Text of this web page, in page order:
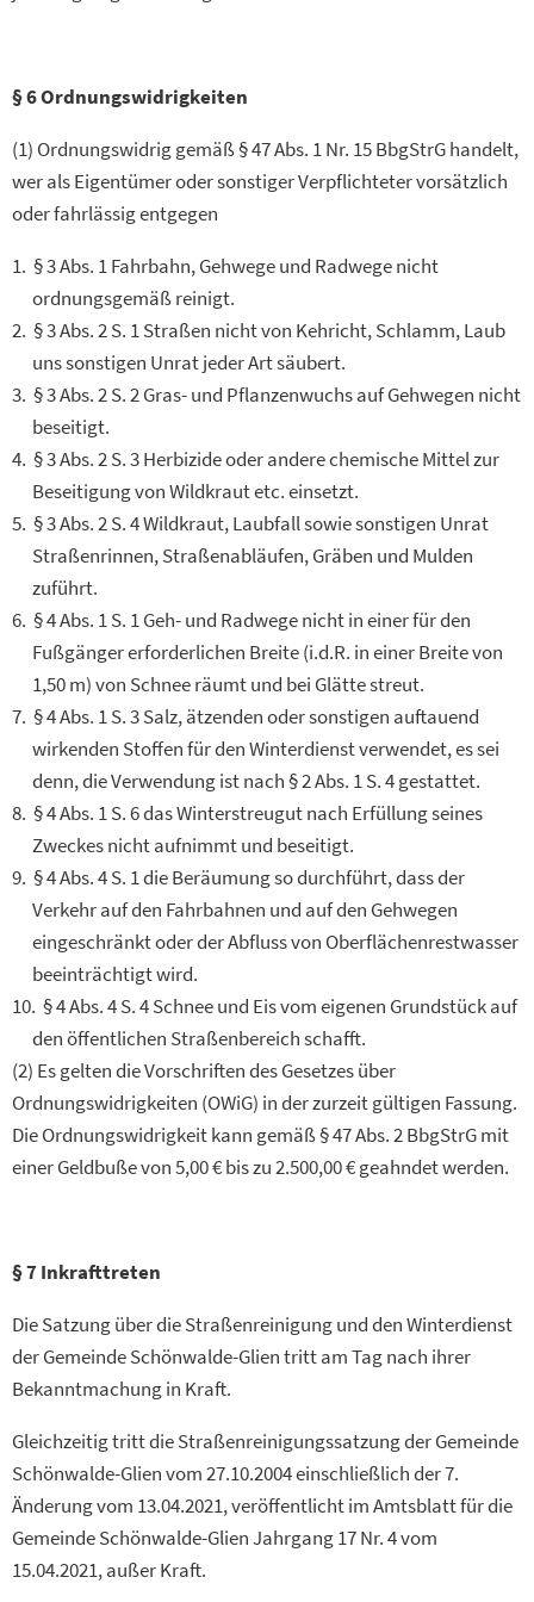
§ 6 Ordnungswidrigkeiten
(1) Ordnungswidrig gemäß § 47 Abs. 1 Nr. 15 BbgStrG handelt,
wer als Eigentümer oder sonstiger Verpflichteter vorsätzlich
oder fahrlässig entgegen
§ 3 Abs. 1 Fahrbahn, Gehwege und Radwege nicht
ordnungsgemäß reinigt.
§ 3 Abs. 2 S. 1 Straßen nicht von Kehricht, Schlamm, Laub
uns sonstigen Unrat jeder Art säubert.
§ 3 Abs. 2 S. 2 Gras- und Pflanzenwuchs auf Gehwegen nicht
beseitigt.
§ 3 Abs. 2 S. 3 Herbizide oder andere chemische Mittel zur
Beseitigung von Wildkraut etc. einsetzt.
§ 3 Abs. 2 S. 4 Wildkraut, Laubfall sowie sonstigen Unrat
Straßenrinnen, Straßenabläufen, Gräben und Mulden
zuführt.
§ 4 Abs. 1 S. 1 Geh- und Radwege nicht in einer für den
Fußgänger erforderlichen Breite (i.d.R. in einer Breite von
1,50 m) von Schnee räumt und bei Glätte streut.
§ 4 Abs. 1 S. 3 Salz, ätzenden oder sonstigen auftauend
wirkenden Stoffen für den Winterdienst verwendet, es sei
denn, die Verwendung ist nach § 2 Abs. 1 S. 4 gestattet.
§ 4 Abs. 1 S. 6 das Winterstreugut nach Erfüllung seines
Zweckes nicht aufnimmt und beseitigt.
§ 4 Abs. 4 S. 1 die Beräumung so durchführt, dass der
Verkehr auf den Fahrbahnen und auf den Gehwegen
eingeschränkt oder der Abfluss von Oberflächenrestwasser
beeinträchtigt wird.
§ 4 Abs. 4 S. 4 Schnee und Eis vom eigenen Grundstück auf
den öffentlichen Straßenbereich schafft.
(2) Es gelten die Vorschriften des Gesetzes über
Ordnungswidrigkeiten (OWiG) in der zurzeit gültigen Fassung.
Die Ordnungswidrigkeit kann gemäß § 47 Abs. 2 BbgStrG mit
einer Geldbuße von 5,00 € bis zu 2.500,00 € geahndet werden.
§ 7 Inkrafttreten
Die Satzung über die Straßenreinigung und den Winterdienst
der Gemeinde Schönwalde-Glien tritt am Tag nach ihrer
Bekanntmachung in Kraft.
Gleichzeitig tritt die Straßenreinigungssatzung der Gemeinde
Schönwalde-Glien vom 27.10.2004 einschließlich der 7.
Änderung vom 13.04.2021, veröffentlicht im Amtsblatt für die
Gemeinde Schönwalde-Glien Jahrgang 17 Nr. 4 vom
15.04.2021, außer Kraft.